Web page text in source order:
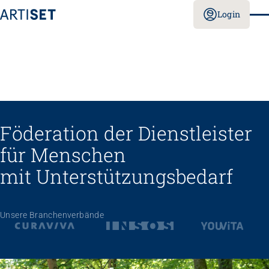
Login
Föderation der Dienstleister
für Menschen
mit Unterstützungs­bedarf
Unsere Branchenverbände